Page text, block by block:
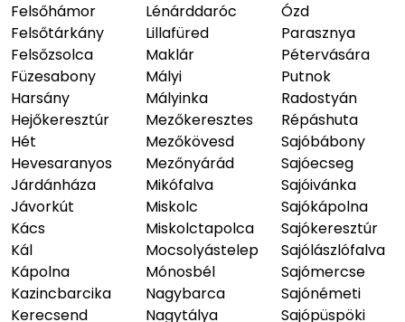
Felsőhámor
Felsőtárkány
Felsőzsolca
Füzesabony
Harsány
Hejőkeresztúr
Hét
Hevesaranyos
Járdánháza
Jávorkút
Kács
Kál
Kápolna
Kazincbarcika
Kerecsend
Lénárddaróc
Lillafüred
Maklár
Mályi
Mályinka
Mezőkeresztes
Mezőkövesd
Mezőnyárád
Mikófalva
Miskolc
Miskolctapolca
Mocsolyástelep
Mónosbél
Nagybarca
Nagytálya
Ózd
Parasznya
Pétervására
Putnok
Radostyán
Répáshuta
Sajóbábony
Sajóecseg
Sajóivánka
Sajókápolna
Sajókeresztúr
Sajólászlófalva
Sajómercse
Sajónémeti
Sajópüspöki